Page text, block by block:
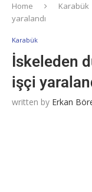
Home Karabük
yaralandı
Karabük
İskeleden
işçi
written by Erkan